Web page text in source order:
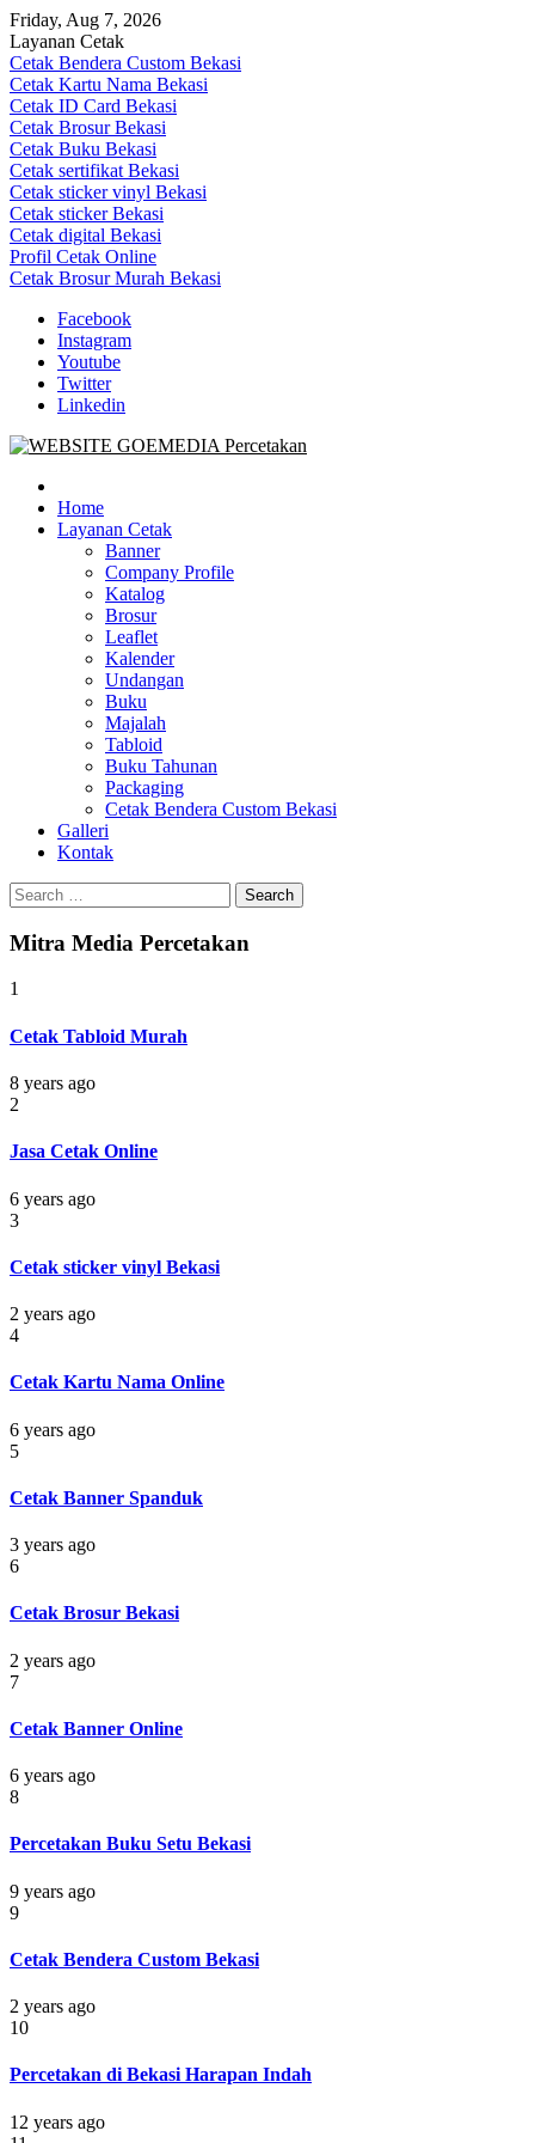
Skip
to
content
Friday, Aug 7, 2026
Layanan Cetak
Cetak Bendera Custom Bekasi
Cetak Kartu Nama Bekasi
Cetak ID Card Bekasi
Cetak Brosur Bekasi
Cetak Buku Bekasi
Cetak sertifikat Bekasi
Cetak sticker vinyl Bekasi
Cetak sticker Bekasi
Cetak digital Bekasi
Profil Cetak Online
Cetak Brosur Murah Bekasi
Facebook
Instagram
Youtube
Twitter
Linkedin
Goe Media Percetakan | 0822-4439-5599 (Call/WA)
0822-4439-5599 (Call/WA) Percetakan jasa cetak banner buku yasin
invoice kartu nama label map nota spanduk stiker undangan
pernikahan murah online 24 jam
Home
Layanan Cetak
Banner
Company Profile
Katalog
Brosur
Leaflet
Kalender
Undangan
Buku
Majalah
Tabloid
Buku Tahunan
Packaging
Cetak Bendera Custom Bekasi
Galleri
Kontak
Search
for:
Mitra Media Percetakan
1
Cetak Tabloid Murah
8 years ago
2
Jasa Cetak Online
6 years ago
3
Cetak sticker vinyl Bekasi
2 years ago
4
Cetak Kartu Nama Online
6 years ago
5
Cetak Banner Spanduk
3 years ago
6
Cetak Brosur Bekasi
2 years ago
7
Cetak Banner Online
6 years ago
8
Percetakan Buku Setu Bekasi
9 years ago
9
Cetak Bendera Custom Bekasi
2 years ago
10
Percetakan di Bekasi Harapan Indah
12 years ago